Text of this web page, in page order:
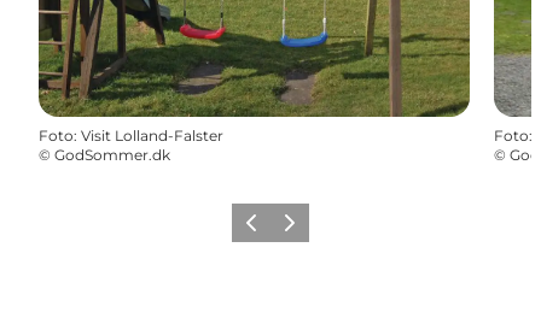
Foto: Visit Lolland-Falster
© GodSommer.dk
Foto:
©
ZurückWeiter